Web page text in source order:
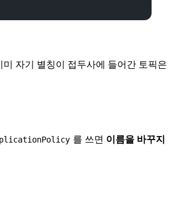
자기 별칭이 접두사에 들어간 토픽은
를 쓰면 이름을 바꾸지